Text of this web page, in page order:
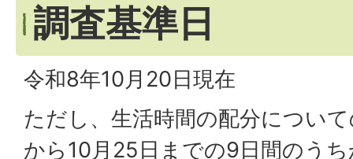
調査基準日
令和8年10月20日現在
ただし、生活時間の配分につい
から10月25日までの9日間のう